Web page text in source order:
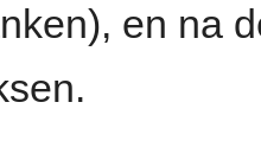
en na